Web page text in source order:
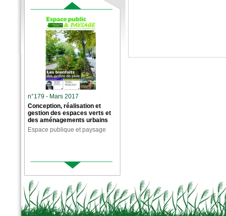
n°179 - Mars 2017
Conception, réalisation et
gestion des espaces verts et
des aménagements urbains
Espace publique et paysage